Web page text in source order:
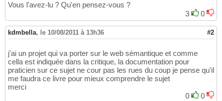
Vous l'avez-lu ? Qu'en pensez-vous ?
3
0
kdmbella, le 10/08/2011 à 13h36 #2
j'ai un projet qui va porter sur le web sémantique et comme
cella est indiquée dans la critique, la documentation pour
praticien sur ce sujet ne cour pas les rues du coup je pense qu'il
me faudra ce livre pour mieux comprendre le sujet
merci
0
0